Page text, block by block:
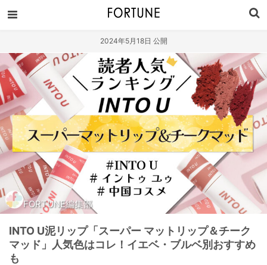
2024年5月18日 公開
FORTUNE編集部
INTO U泥リップ「スーパー マットリップ＆チーク
マッド」人気色はコレ！イエベ・ブルベ別おすすめ
も